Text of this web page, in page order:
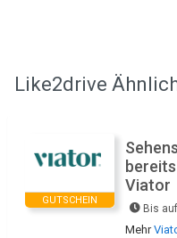
Like2drive
GUTSCHEIN
Viator
Bis
Mehr